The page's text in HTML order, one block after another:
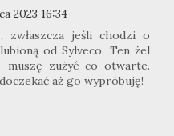
2023 16:34
zwłaszcza jeśli chodzi o
od Sylveco. Ten żel
muszę zużyć co otwarte.
aż go wypróbuję!